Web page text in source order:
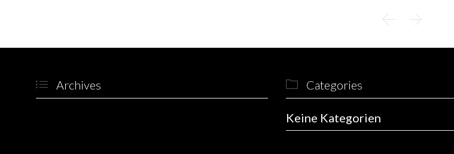
 
 Archives  Categories
Keine Kategorien